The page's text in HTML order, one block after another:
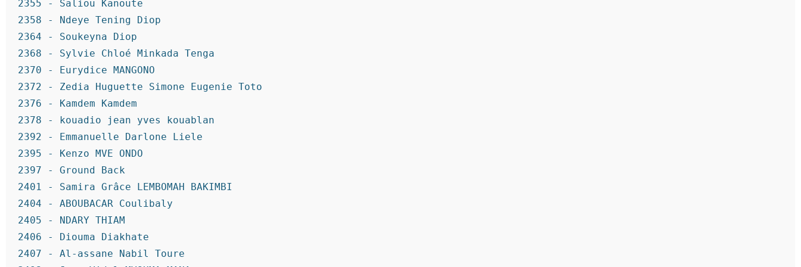
2355 - Saliou Kanoute
2358 - Ndeye Tening Diop
2364 - Soukeyna Diop
2368 - Sylvie Chloé Minkada Tenga
2370 - Eurydice MANGONO
2372 - Zedia Huguette Simone Eugenie Toto
2376 - Kamdem Kamdem
2378 - kouadio jean yves kouablan
2392 - Emmanuelle Darlone Liele
2395 - Kenzo MVE ONDO
2397 - Ground Back
2401 - Samira Grâce LEMBOMAH BAKIMBI
2404 - ABOUBACAR Coulibaly
2405 - NDARY THIAM
2406 - Diouma Diakhate
2407 - Al-assane Nabil Toure